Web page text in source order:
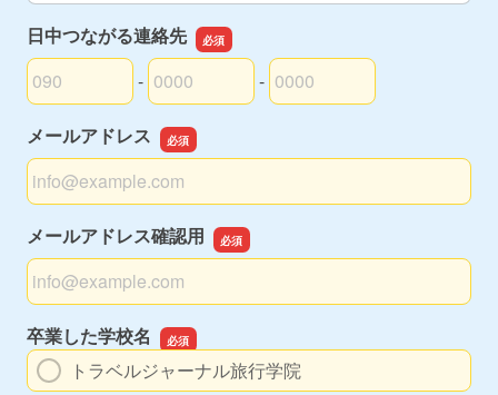
日中つながる連絡先
日中つながる連絡先の市外局番
-
日中つながる連絡先の市内局番
-
日中つながる連絡先の加入者番号
メールアドレス
メールアドレス
メールアドレス確認用
メールアドレス確認用
卒業した学校名
トラベルジャーナル旅行学院